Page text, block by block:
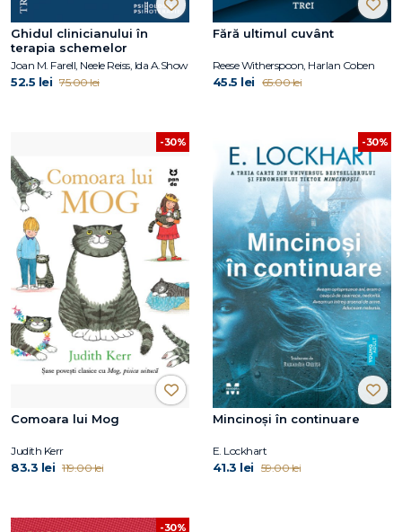
Ghidul clinicianului în
terapia schemelor
Joan M. Farell, Neele Reiss, Ida A.Show
52.5 lei 75.00 lei
Fără ultimul cuvânt
Reese Witherspoon, Harlan Coben
45.5 lei 65.00 lei
-30%
Comoara lui Mog
Judith Kerr
83.3 lei 119.00 lei
-30%
Mincinoși în continuare
E. Lockhart
41.3 lei 59.00 lei
-30%